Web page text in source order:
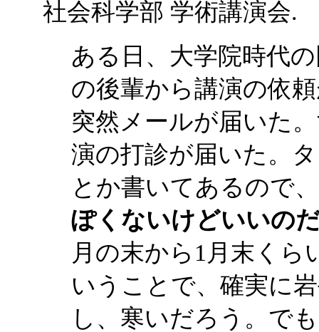
社会科学部 学術講演会.
ある日、大学院時代
の後輩から講演の依
突然メールが届いた
演の打診が届いた。
とか書いてあるので、
ぽくないけどいいの
月の末から1月末くら
いうことで、確実に
し、寒いだろう。で